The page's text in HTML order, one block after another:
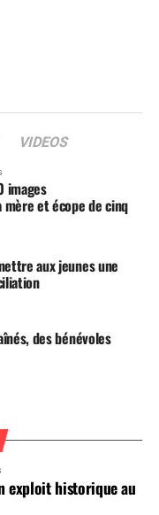
VIDEOS
images
mère et écope de cinq
aux jeunes une
des bénévoles
exploit historique au